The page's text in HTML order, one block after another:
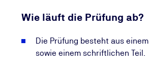
Vorgehensweise ermöglicht den
Personalplanung. Gegenüber
Lieferanten, weisen Sie Ihre
Wie läuft die Prüfung ab?
Die Prüfung besteht aus
sowie einem schriftlichen Teil.